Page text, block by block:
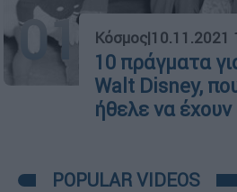
01 Κόσμος|10.11.2021
10 πράγματα
Walt Disney,
ήθελε να έχουν
POPULAR VIDEOS